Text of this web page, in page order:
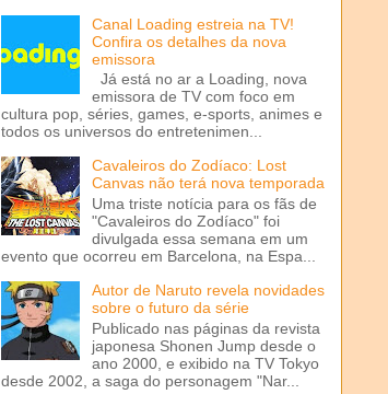
Canal Loading estreia na TV!
Confira os detalhes da nova
emissora
Já está no ar a Loading, nova
emissora de TV com foco em
cultura pop, séries, games, e-sports, animes e
todos os universos do entretenimen...
Cavaleiros do Zodíaco: Lost
Canvas não terá nova temporada
Uma triste notícia para os fãs de
"Cavaleiros do Zodíaco" foi
divulgada essa semana em um
evento que ocorreu em Barcelona, na Espa...
Autor de Naruto revela novidades
sobre o futuro da série
Publicado nas páginas da revista
japonesa Shonen Jump desde o
ano 2000, e exibido na TV Tokyo
desde 2002, a saga do personagem "Nar...